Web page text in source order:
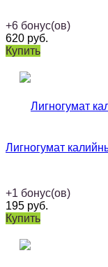
+6 бонус(ов)
620 руб.
Купить
Лигногумат
+1 бонус(ов)
195 руб.
Купить